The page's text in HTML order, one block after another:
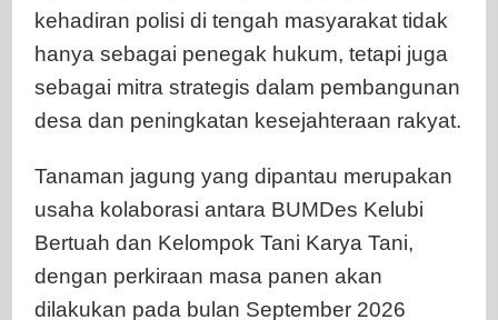
kehadiran polisi di tengah masyarakat tidak
hanya sebagai penegak hukum, tetapi juga
sebagai mitra strategis dalam pembangunan
desa dan peningkatan kesejahteraan rakyat.
Tanaman jagung yang dipantau merupakan
usaha kolaborasi antara BUMDes Kelubi
Bertuah dan Kelompok Tani Karya Tani,
dengan perkiraan masa panen akan
dilakukan pada bulan September 2026